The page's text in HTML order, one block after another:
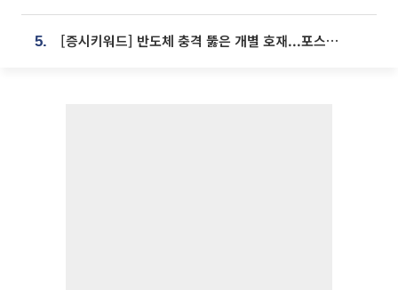
5. [증시키워드] 반도체 충격 뚫은 개별 호재...포스코퓨처엠·에코프로·한화솔루션 '눈길'